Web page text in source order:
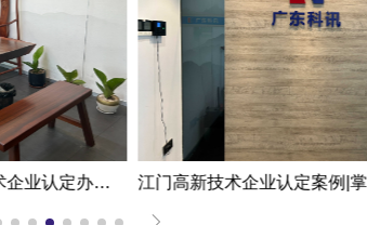
科技型企业东莞高新技术企业认定办理案例|一次拿下